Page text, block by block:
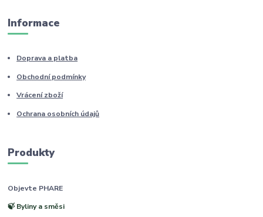
Informace
Doprava a platba
Obchodní podmínky
Vrácení zboží
Ochrana osobních údajů
Produkty
Objevte PHARE
🍃 Byliny a směsi